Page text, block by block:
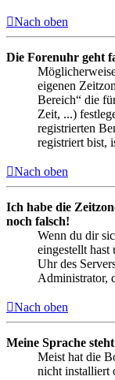
Nach oben
Die Forenuhr geht
eigenen
Bereich“ die
Zeit, ...)
registrierten
registriert bist,
Nach oben
Ich habe die
noch falsch!
Wenn du dir
eingestellt
Uhr des
Administrator,
Nach oben
Meine Sprache
Meist hat die
nicht installiert